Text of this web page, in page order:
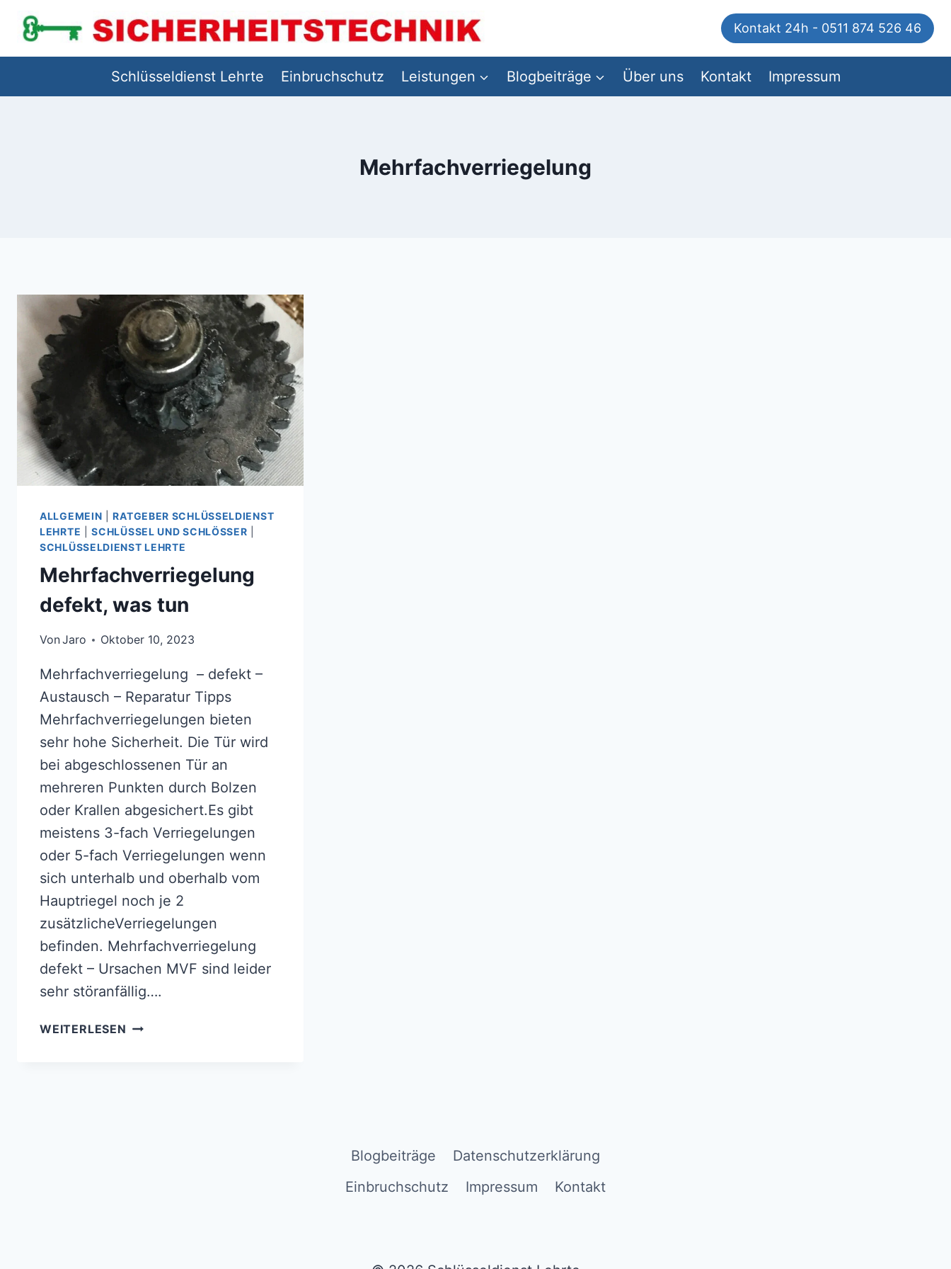
Inhalt
springen
Kontakt 24h - 0511 874 526 46
Schlüsseldienst Lehrte Einbruchschutz Leistungen Blogbeiträge Über uns Kontakt Impressum
Mehrfachverriegelung
ALLGEMEIN |RATGEBER SCHLÜSSELDIENST
LEHRTE |SCHLÜSSEL UND SCHLÖSSER
SCHLÜSSELDIENST LEHRTE
Mehrfachverriegelung
defekt, was tun
VonJaro Oktober 10, 2023
Mehrfachverriegelung – defekt –
Austausch – Reparatur Tipps
Mehrfachverriegelungen bieten
sehr hohe Sicherheit. Die Tür wird
bei abgeschlossenen Tür an
mehreren Punkten durch Bolzen
oder Krallen abgesichert.Es gibt
meistens 3-fach Verriegelungen
oder 5-fach Verriegelungen wenn
sich unterhalb und oberhalb vom
Hauptriegel noch je 2
zusätzlicheVerriegelungen
befinden. Mehrfachverriegelung
defekt – Ursachen MVF sind leider
sehr störanfällig….
WEITERLESEN MEHRFACHVERRIEGELUNG
Blogbeiträge
Datenschutzerklärung
Einbruchschutz
Impressum Kontakt